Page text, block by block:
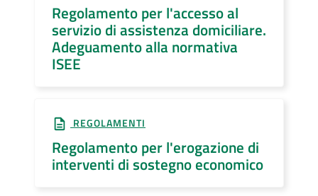
Regolamento per l'accesso al
servizio di assistenza domiciliare.
Adeguamento alla normativa
ISEE
REGOLAMENTI
Regolamento per l'erogazione di
interventi di sostegno economico